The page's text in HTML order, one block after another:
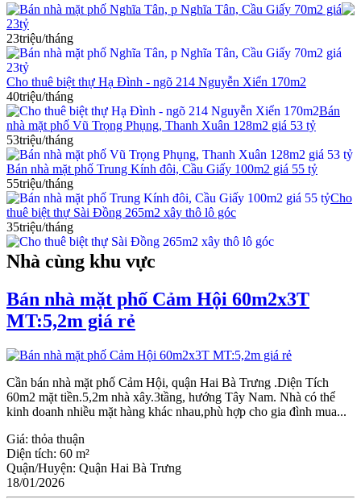
Bán nhà mặt phố Nghĩa Tân, p Nghĩa Tân, Cầu Giấy 70m2 giá
23tỷ
23triệu/tháng
Cho thuê biệt thự Hạ Đình - ngõ 214 Nguyễn Xiển 170m2
40triệu/tháng
Bán
nhà mặt phố Vũ Trọng Phụng, Thanh Xuân 128m2 giá 53 tỷ
53triệu/tháng
Bán nhà mặt phố Trung Kính đôi, Cầu Giấy 100m2 giá 55 tỷ
55triệu/tháng
Cho
thuê biệt thự Sài Đồng 265m2 xây thô lô góc
35triệu/tháng
Nhà cùng khu vực
Bán nhà mặt phố Cảm Hội 60m2x3T
MT:5,2m giá rẻ
Cần bán nhà mặt phố Cảm Hội, quận Hai Bà Trưng .Diện Tích
60m2 mặt tiền.5,2m nhà xây.3tầng, hướng Tây Nam. Nhà có thể
kinh doanh nhiều mặt hàng khác nhau,phù hợp cho gia đình mua...
Giá: thỏa thuận
Diện tích: 60 m²
Quận/Huyện: Quận Hai Bà Trưng
18/01/2026